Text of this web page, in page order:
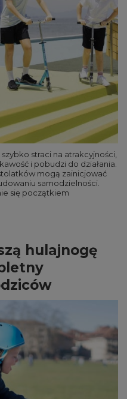
straci na atrakcyjności,
i pobudzi do działania.
mogą zainicjować
samodzielności.
się początkiem
hulajnogę